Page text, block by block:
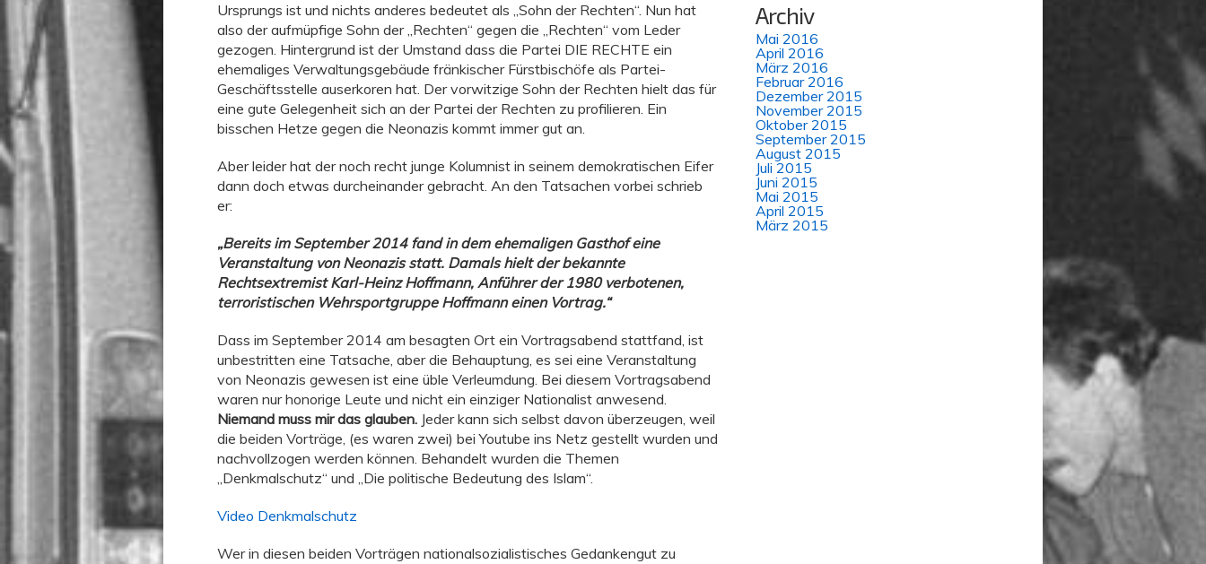
Ursprungs ist und nichts anderes bedeutet als „Sohn der Rechten“. Nun hat
also der aufmüpfige Sohn der „Rechten“ gegen die „Rechten“ vom Leder
gezogen. Hintergrund ist der Umstand dass die Partei DIE RECHTE ein
ehemaliges Verwaltungsgebäude fränkischer Fürstbischöfe als Partei-
Geschäftsstelle auserkoren hat. Der vorwitzige Sohn der Rechten hielt das für
eine gute Gelegenheit sich an der Partei der Rechten zu profilieren. Ein
bisschen Hetze gegen die Neonazis kommt immer gut an.
Aber leider hat der noch recht junge Kolumnist in seinem demokratischen Eifer
dann doch etwas durcheinander gebracht. An den Tatsachen vorbei schrieb
er:
„Bereits im September 2014 fand in dem ehemaligen Gasthof eine
Veranstaltung von Neonazis statt. Damals hielt der bekannte
Rechtsextremist Karl-Heinz Hoffmann, Anführer der 1980 verbotenen,
terroristischen Wehrsportgruppe Hoffmann einen Vortrag.“
Dass im September 2014 am besagten Ort ein Vortragsabend stattfand, ist
unbestritten eine Tatsache, aber die Behauptung, es sei eine Veranstaltung
von Neonazis gewesen ist eine üble Verleumdung. Bei diesem Vortragsabend
waren nur honorige Leute und nicht ein einziger Nationalist anwesend.
Niemand muss mir das glauben. Jeder kann sich selbst davon überzeugen, weil
die beiden Vorträge, (es waren zwei) bei Youtube ins Netz gestellt wurden und
nachvollzogen werden können. Behandelt wurden die Themen
„Denkmalschutz“ und „Die politische Bedeutung des Islam“.
Video Denkmalschutz
Wer in diesen beiden Vorträgen nationalsozialistisches Gedankengut zu
Archiv
Mai 2016
April 2016
März 2016
Februar 2016
Dezember 2015
November 2015
Oktober 2015
September 2015
August 2015
Juli 2015
Juni 2015
Mai 2015
April 2015
März 2015